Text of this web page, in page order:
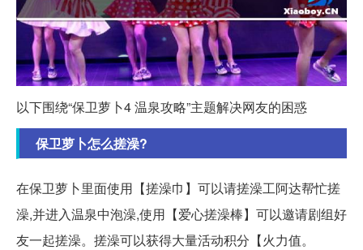
以下围绕“保卫萝卜4 温泉攻略”主题解决网友的困惑
保卫萝卜怎么搓澡?
在保卫萝卜里面使用【搓澡巾】可以请搓澡工阿达帮忙搓
澡,并进入温泉中泡澡,使用【爱心搓澡棒】可以邀请剧组好
友一起搓澡。搓澡可以获得大量活动积分【火力值。